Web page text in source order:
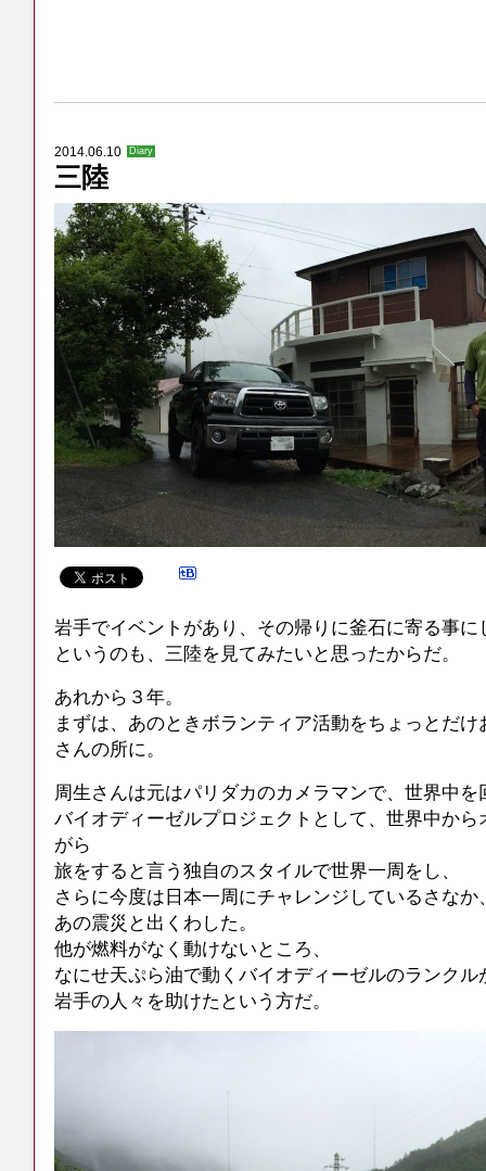
2014.06.10 Diary
三陸
岩手でイベントがあり、その帰りに釜石に寄る事に
というのも、三陸を見てみたいと思ったからだ。
あれから３年。
まずは、あのときボランティア活動をちょっとだ
さんの所に。
周生さんは元はパリダカのカメラマンで、世界中
バイオディーゼルプロジェクトとして、世界中か
がら
旅をすると言う独自のスタイルで世界一周をし、
さらに今度は日本一周にチャレンジしているさなか
あの震災と出くわした。
他が燃料がなく動けないところ、
なにせ天ぷら油で動くバイオディーゼルのランク
岩手の人々を助けたという方だ。